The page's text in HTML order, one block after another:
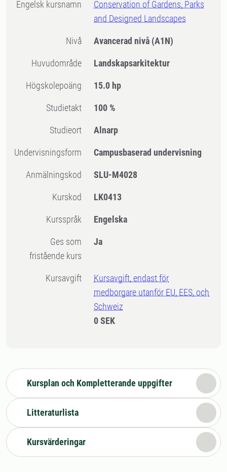
Engelsk kursnamn
Conservation of Gardens, Parks
and Designed Landscapes
Nivå Avancerad nivå (A1N)
Huvudområde Landskapsarkitektur
högskolepoäng 15.0 hp
Studietakt 100 %
Studieort Alnarp
Undervisningsform Campusbaserad undervisning
Anmälningskod SLU-M4028
Kurskod LK0413
Kursspråk Engelska
Ges som
fristående kurs
Ja
Kursavgift
Kursavgift, endast för
medborgare utanför EU, EES, och
Schweiz
0 SEK
Kursplan och Kompletterande uppgifter
Litteraturlista
Kursvärderingar